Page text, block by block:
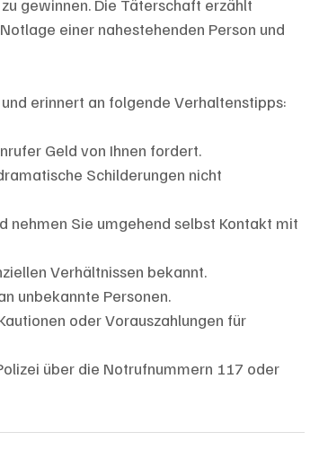
gewinnen. Die Täterschaft erzählt
einer nahestehenden Person und
erinnert an folgende Verhaltenstipps:
Geld von Ihnen fordert.
Schilderungen nicht
nehmen Sie umgehend selbst Kontakt mit
Verhältnissen bekannt.
unbekannte Personen.
oder Vorauszahlungen für
über die Notrufnummern 117 oder